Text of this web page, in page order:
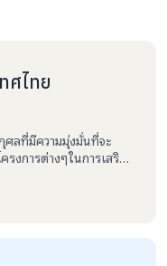
ศไทย
ศลที่มีความมุ่งมั่นที่จะ
การต่างๆในการเสริม
ารพัฒนาการศึกษา และ